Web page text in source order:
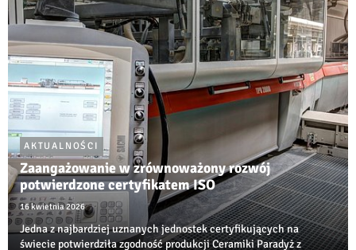
AKTUALNOŚCI
Zaangażowanie w zrównoważony rozwój
potwierdzone certyfikatem ISO
16 kwietnia 2026
Jedna z najbardziej uznanych jednostek certyfikujących na
świecie potwierdziła zgodność produkcji Ceramiki Paradyż z